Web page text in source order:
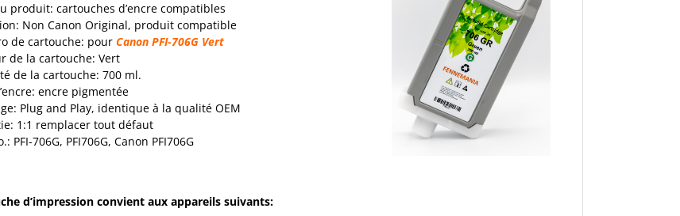
produit: cartouches d’encre compatibles
Non Canon Original, produit compatible
de cartouche: pour Canon PFI-706G Vert
de la cartouche: Vert
de la cartouche: 700 ml.
encre pigmentée
Plug and Play, identique à la qualité OEM
1:1 remplacer tout défaut
PFI-706G, PFI706G, Canon PFI706G
d’impression convient aux appareils suivants: